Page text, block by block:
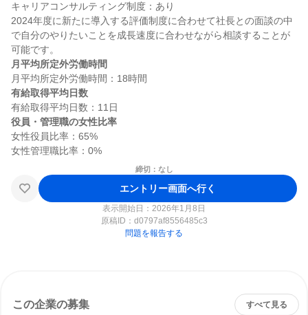
キャリアコンサルティング制度：あり
2024年度に新たに導入する評価制度に合わせて社長との面談の中
で自分のやりたいことを成長速度に合わせながら相談することが
月平均所定外労働時間
有給取得平均日数
役員・管理職の女性比率
女性役員比率：65%
締切：なし
エントリー画面へ行く
表示開始日：2026年1月8日
原稿ID： d0797af8556485c3
問題を報告する
この企業の募集 すべて見る